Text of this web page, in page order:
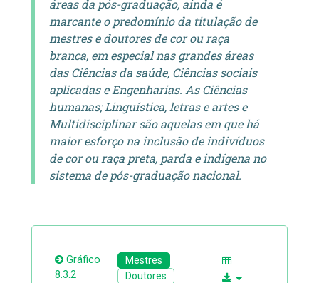
áreas da pós-graduação, ainda é
marcante o predomínio da titulação de
mestres e doutores de cor ou raça
branca, em especial nas grandes áreas
das Ciências da saúde, Ciências sociais
aplicadas e Engenharias. As Ciências
humanas; Linguística, letras e artes e
Multidisciplinar são aquelas em que há
maior esforço na inclusão de indivíduos
de cor ou raça preta, parda e indígena no
sistema de pós-graduação nacional.
Gráfico
8.3.2
Mestres
Doutores